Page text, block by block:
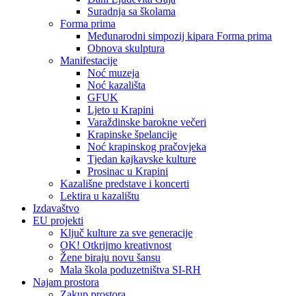
Suradnja sa školama
Forma prima
Međunarodni simpozij kipara Forma prima
Obnova skulptura
Manifestacije
Noć muzeja
Noć kazališta
GFUK
Ljeto u Krapini
Varaždinske barokne večeri
Krapinske špelancije
Noć krapinskog pračovjeka
Tjedan kajkavske kulture
Prosinac u Krapini
Kazališne predstave i koncerti
Lektira u kazalištu
Izdavaštvo
EU projekti
Ključ kulture za sve generacije
OK! Otkrijmo kreativnost
Žene biraju novu šansu
Mala škola poduzetništva SI-RH
Najam prostora